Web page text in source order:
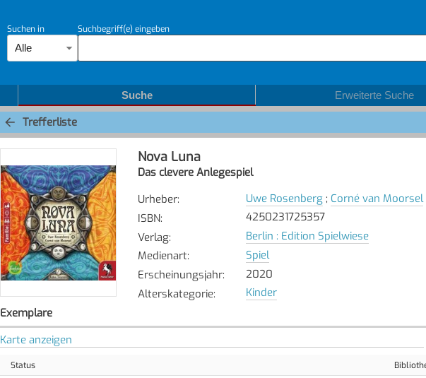
Suchen in
Alle
Suchbegriff(e) eingeben
Suche Erweiterte Suche
Trefferliste
Nova Luna
Das clevere Anlegespiel
Urheber: Uwe Rosenberg; Corné van Moorsel
ISBN:
4250231725357
Verlag:
Berlin : Edition Spielwiese
Medienart:
Spiel
Erscheinungsjahr:
2020
Alterskategorie: Kinder
Exemplare
Karte anzeigen
Status